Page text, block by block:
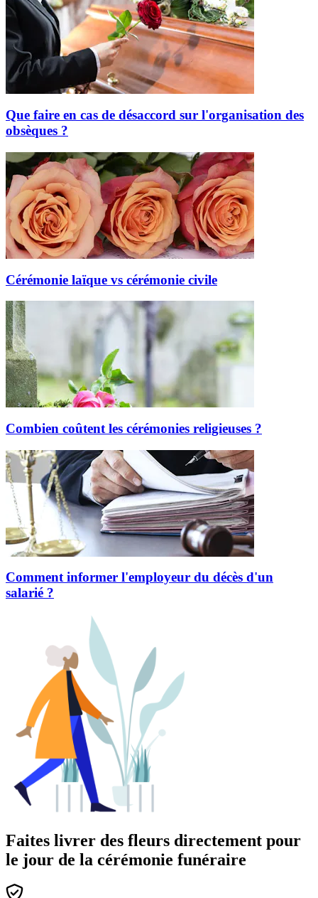
Que faire en cas de désaccord sur l'organisation des
obsèques ?
Cérémonie laïque vs cérémonie civile
Combien coûtent les cérémonies religieuses ?
Comment informer l'employeur du décès d'un
salarié ?
Faites livrer des fleurs directement pour
le jour de la cérémonie funéraire